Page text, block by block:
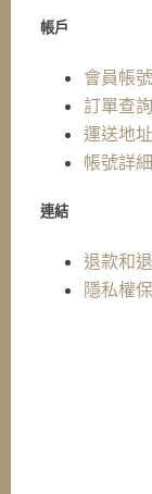
帳戶
會員帳號
訂單查詢
運送地址
帳號詳
連結
退款和
隱私權